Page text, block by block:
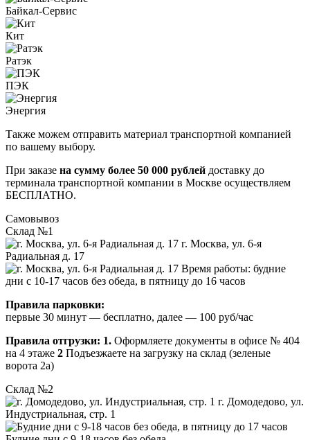
Байкал-Сервис
Кит
Ратэк
ПЭК
Энергия
Также можем отправить материал транспортной компанией
по вашему выбору.
При заказе на сумму более 50 000 рублей доставку до
терминала транспортной компании в Москве осуществляем
БЕСПЛАТНО.
Самовывоз
Склад №1
г. Москва, ул. 6-я
Радиальная д. 17
Время работы: будние
дни с 10-17 часов без обеда, в пятницу до 16 часов
Правила парковки:
первые 30 минут — бесплатно, далее — 100 руб/час
Правила отгрузки: 1. Оформляете документы в офисе № 404
на 4 этаже 2 Подъезжаете на загрузку на склад (зеленые
ворота 2а)
Склад №2
г. Домодедово, ул.
Индустриальная, стр. 1